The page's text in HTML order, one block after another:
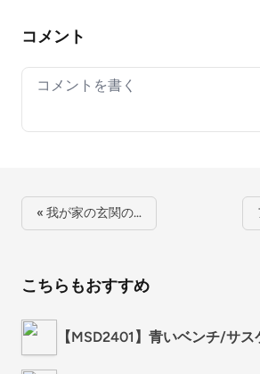
コメント
Your comment
« 我が家の玄関の…
こちらもおすすめ
【MSD2401】青いベンチ/サ